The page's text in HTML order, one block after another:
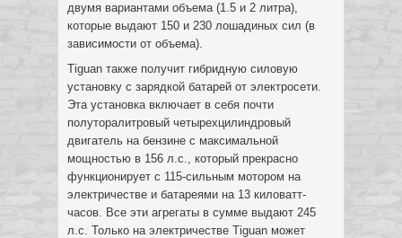
двумя вариантами объема (1.5 и 2 литра),
которые выдают 150 и 230 лошадиных сил (в
зависимости от объема).
Tiguan также получит гибридную силовую
установку с зарядкой батарей от электросети.
Эта установка включает в себя почти
полуторалитровый четырехцилиндровый
двигатель на бензине с максимальной
мощностью в 156 л.с., который прекрасно
функционирует с 115-сильным мотором на
электричестве и батареями на 13 киловатт-
часов. Все эти агрегаты в сумме выдают 245
л.с. Только на электричестве Tiguan может